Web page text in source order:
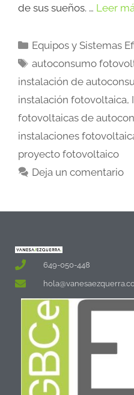
de sus sueños. … Leer
Equipos y Sistemas
autoconsumo
instalación de
instalación fotovoltaica,
fotovoltaicas de
instalaciones
proyecto fotovoltaico
Deja un comentario
649-050-448